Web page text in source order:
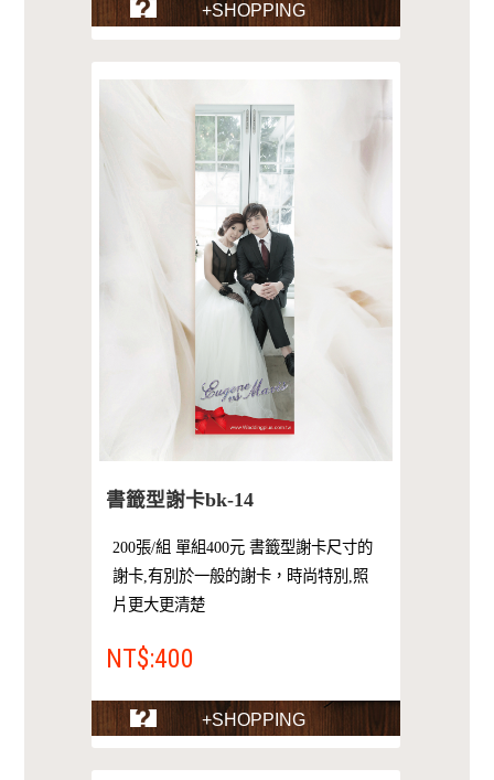
+SHOPPING
書籤型謝卡bk-14
200張/組 單組400元 書籤型謝卡尺寸的
謝卡,有別於一般的謝卡，時尚特別,照
片更大更清楚
NT$:400
+SHOPPING